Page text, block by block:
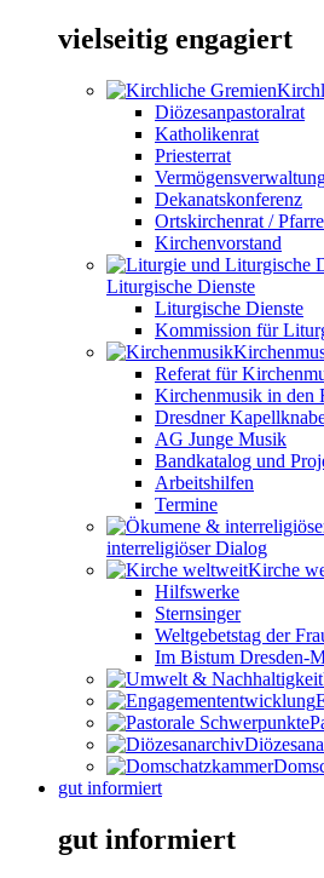
vielseitig engagiert
Diözesanpastoralrat
Katholikenrat
Priesterrat
Dekanatskonferenz
Ortskirchenrat /
Kirchenvorstand
Liturgische Dienste
Liturgische Dienste
Kommission für
Referat für
Kirchenmusik in den
Dresdner
AG Junge Musik
Bandkatalog und
Arbeitshilfen
Termine
interreligiöser Dialog
Kirche
Hilfswerke
Sternsinger
Weltgebetstag der
Im Bistum Dresden-
gut informiert
gut informiert